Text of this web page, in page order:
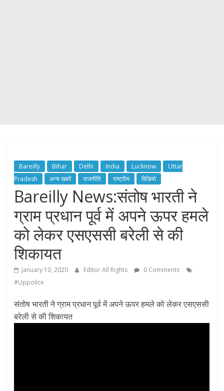
Bareilly Bihar Delhi India Lucknow
Uttar
Pradesh
अन्य खबरें राजनीति राष्ट्रीय विडियो
Bareilly News:संतोष भारती ने
ग्राम प्रधान पूर्व में अपने ऊपर हमले
को लेकर एसएससी बरेली से की
शिकायत
January 10, 2020 Editor All Rights
0 Comments
#Uppolice
संतोष भारती ने ग्राम प्रधान पूर्व में अपने ऊपर हमले को लेकर एसएससी
बरेली से की शिकायत